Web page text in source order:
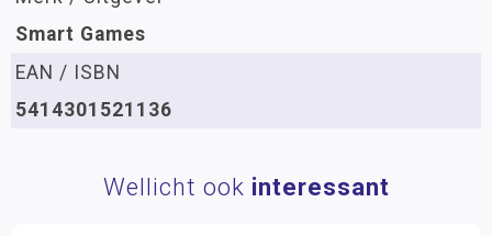
Smart Games
EAN / ISBN
5414301521136
Wellicht ook interessant